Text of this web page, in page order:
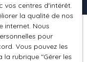
Créer une alerte
vos centres d'intérêt.
la qualité de nos
internet. Nous
pour
Vous pouvez les
rubrique ″Gérer les